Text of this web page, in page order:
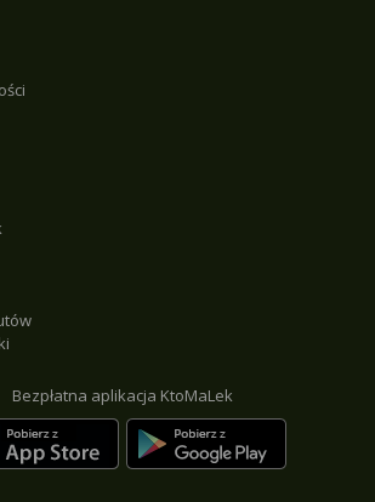
Bezpłatna aplikacja KtoMaLek